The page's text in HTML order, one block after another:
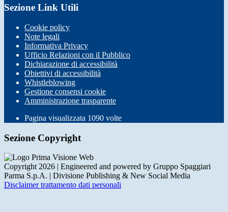
Sezione Link Utili
Cookie policy
Note legali
Informativa Privacy
Ufficio Relazioni con il Pubblico
Dichiarazione di accessibilità
Obiettivi di accessibilità
Whistleblowing
Gestione consensi cookie
Amministrazione trasparente
Pagina visualizzata 1090 volte
Sezione Copyright
Copyright 2026 | Engineered and powered by Gruppo Spaggiari
Parma S.p.A. | Divisione Publishing & New Social Media
Disclaimer trattamento dati personali